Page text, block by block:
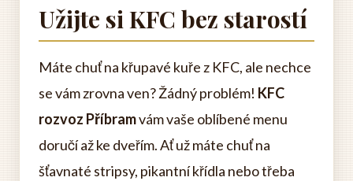
Užijte si KFC bez starostí
Máte chuť na křupavé kuře z KFC, ale nechce
se vám zrovna ven? Žádný problém! KFC
rozvoz Příbramvám vaše oblíbené menu
doručí až ke dveřím. Ať už máte chuť na
šťavnaté stripsy, pikantní křídla nebo třeba